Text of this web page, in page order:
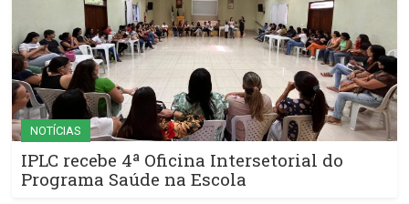
NOTÍCIAS
IPLC recebe 4ª Oficina Intersetorial do
Programa Saúde na Escola